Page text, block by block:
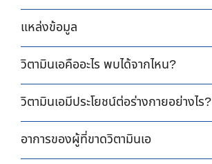
แหล่งข้อมูล
วิตามินเอคืออะไร พบได้จากไหน?
วิตามินเอมีประโยชน์ต่อร่างกายอย่างไร?
อาการของผู้ที่ขาดวิตามินเอ